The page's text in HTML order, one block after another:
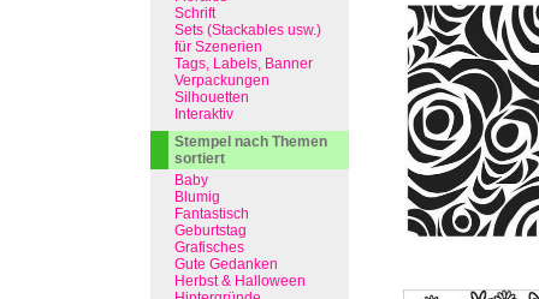
Schrift
Sets (Stackables usw.)
für Szenerien
Tags, Labels, Banner
Verpackungen
Silhouetten
Interaktiv
Stempel nach Themen
sortiert
Baby
Blumig
Fantastisch
Geburtstag
Grafisches
Gute Gedanken
Herbst & Halloween